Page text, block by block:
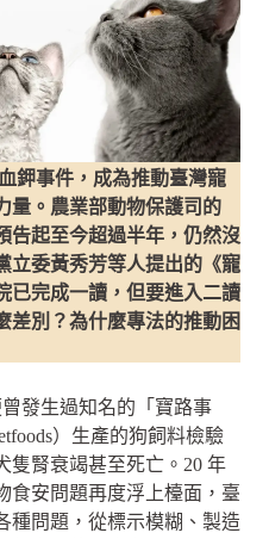
鉀事件，成為推動臺灣寵
量。農業部動物保護司的
告起至今超過半年，仍然沒
立委黃秀芳等人提出的《寵
已完成一讀，但要進入二讀
差別？為什麼專法的推動困
發生過知名的「寶路事
）生產的狗飼料檢驗
隻腎衰竭甚至死亡。20 年
食安問題再度浮上檯面，臺
種問題，從標示模糊、製造